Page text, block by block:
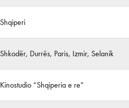
Shqiperi
Shkodër, Durrës, Paris, Izmir, Selanik
Kinostudio “Shqiperia e re”